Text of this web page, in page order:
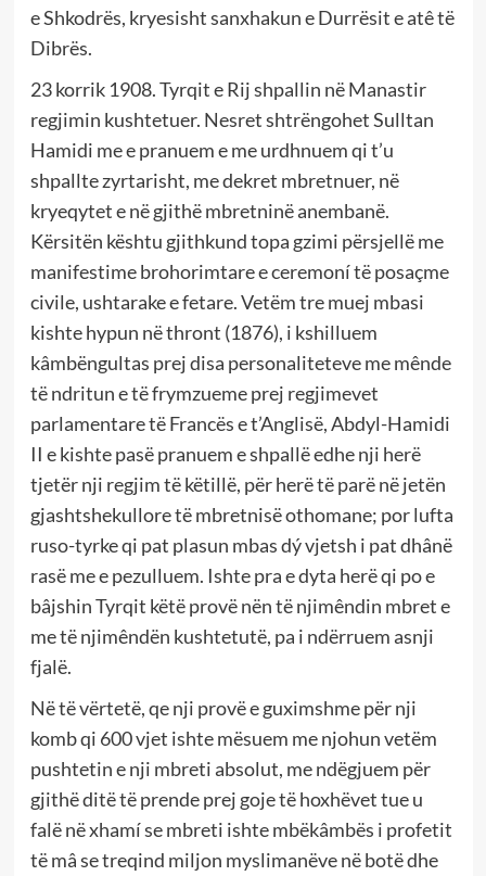
e Shkodrës, kryesisht sanxhakun e Durrësit e atê të
Dibrës.
23 korrik 1908. Tyrqit e Rij shpallin në Manastir
regjimin kushtetuer. Nesret shtrëngohet Sulltan
Hamidi me e pranuem e me urdhnuem qi t’u
shpallte zyrtarisht, me dekret mbretnuer, në
kryeqytet e në gjithë mbretninë anembanë.
Kërsitën kështu gjithkund topa gzimi përsjellë me
manifestime brohorimtare e ceremoní të posaçme
civile, ushtarake e fetare. Vetëm tre muej mbasi
kishte hypun në thront (1876), i kshilluem
kâmbëngultas prej disa personaliteteve me mênde
të ndritun e të frymzueme prej regjimevet
parlamentare të Francës e t’Anglisë, Abdyl-Hamidi
II e kishte pasë pranuem e shpallë edhe nji herë
tjetër nji regjim të këtillë, për herë të parë në jetën
gjashtshekullore të mbretnisë othomane; por lufta
ruso-tyrke qi pat plasun mbas dý vjetsh i pat dhânë
rasë me e pezulluem. Ishte pra e dyta herë qi po e
bâjshin Tyrqit këtë provë nën të njimêndin mbret e
me të njimêndën kushtetutë, pa i ndërruem asnji
fjalë.
Në të vërtetë, qe nji provë e guximshme për nji
komb qi 600 vjet ishte mësuem me njohun vetëm
pushtetin e nji mbreti absolut, me ndëgjuem për
gjithë ditë të prende prej goje të hoxhëvet tue u
falë në xhamí se mbreti ishte mbëkâmbës i profetit
të mâ se treqind miljon myslimanëve në botë dhe